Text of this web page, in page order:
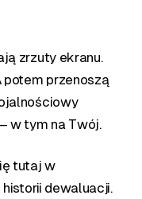
zrzuty ekranu.
przenoszą
w tym na Twój.
tutaj w
dewaluacji.